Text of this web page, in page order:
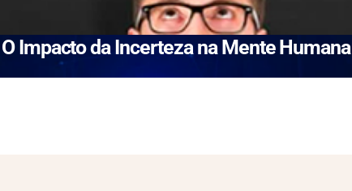
O Impacto da Incerteza na Mente Humana